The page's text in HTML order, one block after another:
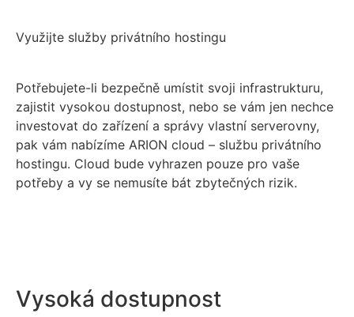
Využijte služby privátního hostingu
Potřebujete-li bezpečně umístit svoji infrastrukturu,
zajistit vysokou dostupnost, nebo se vám jen nechce
investovat do zařízení a správy vlastní serverovny,
pak vám nabízíme ARION cloud – službu privátního
hostingu. Cloud bude vyhrazen pouze pro vaše
potřeby a vy se nemusíte bát zbytečných rizik.
Vysoká dostupnost